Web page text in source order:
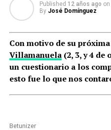
Published 12 años ago on
By José Domínguez
Con motivo de su
Villamanuela(2, 3, y 4 de
un cuestionario a los
esto fue lo que nos
Betunizer